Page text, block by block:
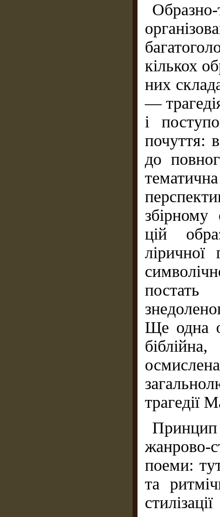
кількох
них
—
і
почуття:
до
цій
ліричної
постать
Ще одна
трагедії
жанрово-
поеми:
та